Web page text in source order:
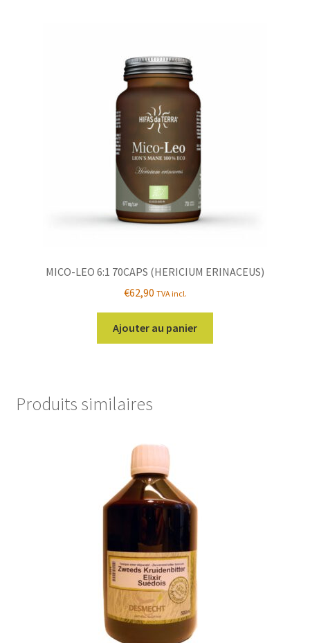
MICO-LEO 6:1 70CAPS (HERICIUM ERINACEUS)
€62,90 TVA incl.
Ajouter au panier
Produits similaires